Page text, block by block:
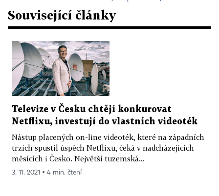
Související články
Televize v Česku chtějí konkurovat
Netflixu, investují do vlastních videoték
Nástup placených on-line videoték, které na západních
trzích spustil úspěch Netflixu, čeká v nadcházejících
měsících i Česko. Největší tuzemská...
3. 11. 2021 ▪ 4 min. čtení